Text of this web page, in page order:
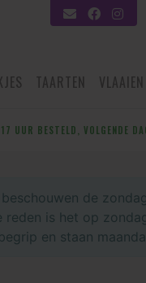
TAARTEN VLAAIEN
UUR BESTELD, VOLGENDE
de
is het op
en staan